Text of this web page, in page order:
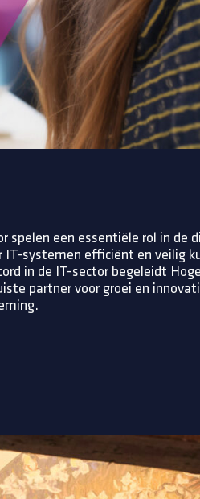
spelen een essentiële rol in de
IT-systemen efficiënt en veilig
in de IT-sector begeleidt
partner voor groei en